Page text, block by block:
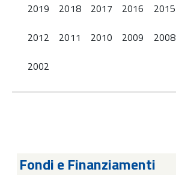
2019
2018 2017 2016 2015
2012
2011 2010 2009 2008
2002
Fondi e Finanziamenti